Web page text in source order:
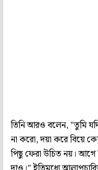
তিনি আরও বলেন, "তুমি যদি
না করো, দয়া করে বিয়ে
পিছু ফেরা উচিত নয়।